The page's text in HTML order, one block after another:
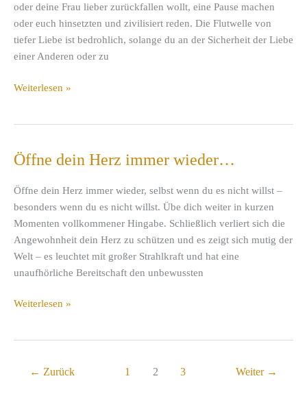
oder deine Frau lieber zurückfallen wollt, eine Pause machen
oder euch hinsetzten und zivilisiert reden. Die Flutwelle von
tiefer Liebe ist bedrohlich, solange du an der Sicherheit der Liebe
einer Anderen oder zu
Der
antreibt.
Weiterlesen »
Öffne dein Herz immer wieder…
Öffne dein Herz immer wieder, selbst wenn du es nicht willst –
besonders wenn du es nicht willst. Übe dich weiter in kurzen
Momenten vollkommener Hingabe. Schließlich verliert sich die
Angewohnheit dein Herz zu schützen und es zeigt sich mutig der
Welt – es leuchtet mit großer Strahlkraft und hat eine
unaufhörliche Bereitschaft den unbewussten
Öffne
wieder…
Weiterlesen »
← Zurück 1 2 3 Weiter →